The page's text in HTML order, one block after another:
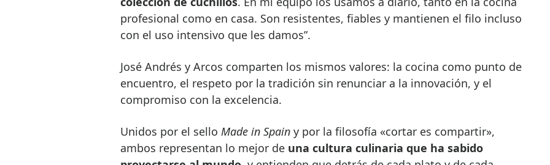
profesional como en casa. Son resistentes, fiables y mantienen el filo incluso
con el uso intensivo que les damos”.
José Andrés y Arcos comparten los mismos valores: la cocina como punto de
encuentro, el respeto por la tradición sin renunciar a la innovación, y el
compromiso con la excelencia.
Unidos por el sello Made in Spainy por la filosofía «cortar es compartir»,
ambos representan lo mejor de una cultura culinaria que ha sabido